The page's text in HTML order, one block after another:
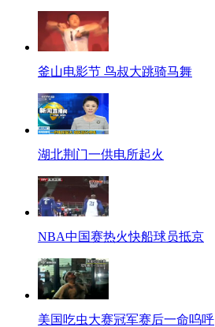
釜山电影节 鸟叔大跳骑马舞
湖北荆门一供电所起火
NBA中国赛热火快船球员抵京
美国吃虫大赛冠军赛后一命呜呼